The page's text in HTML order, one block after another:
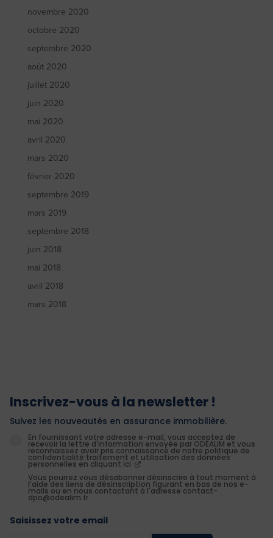
novembre 2020
octobre 2020
septembre 2020
août 2020
juillet 2020
juin 2020
mai 2020
avril 2020
mars 2020
février 2020
septembre 2019
mars 2019
septembre 2018
juin 2018
mai 2018
avril 2018
mars 2018
Inscrivez-vous à la newsletter !
Suivez les nouveautés en assurance immobilière.
En fournissant votre adresse e-mail, vous acceptez de
recevoir la lettre d'information envoyée par ODEALIM et vous
reconnaissez avoir pris connaissance de notre politique de
confidentialité traitement et utilisation des données
personnelles en cliquant ici
Vous pourrez vous désabonner désinscrire à tout moment à
l'aide des liens de désinscription figurant en bas de nos e-
mails ou en nous contactant à l'adresse contact-
dpo@odealim.fr
Saisissez votre email